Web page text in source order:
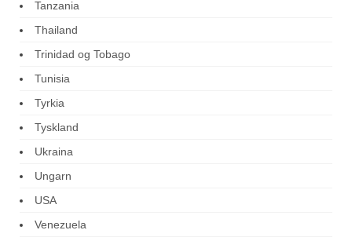
Tanzania
Thailand
Trinidad og Tobago
Tunisia
Tyrkia
Tyskland
Ukraina
Ungarn
USA
Venezuela